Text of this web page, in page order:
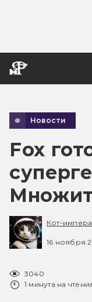
Новости
Fox
Кот-
16 ноября
3040
1 минута на